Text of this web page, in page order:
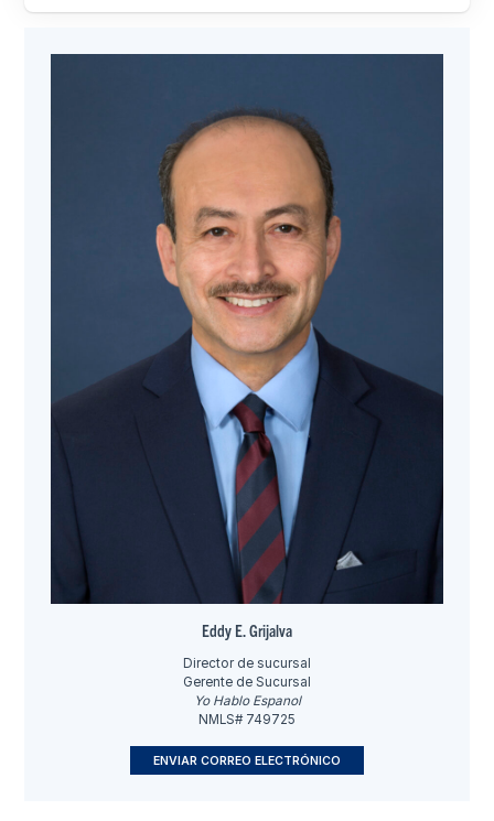
Eddy E. Grijalva
Director de sucursal
Gerente de Sucursal
Yo Hablo Espanol
NMLS# 749725
ENVIAR CORREO ELECTRÓNICO